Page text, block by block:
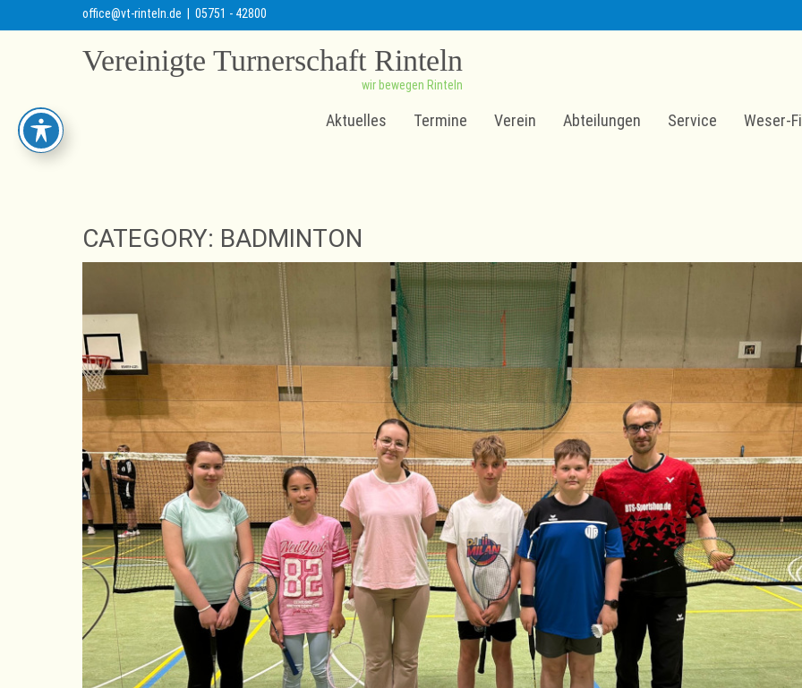
office@vt-rinteln.de | 05751 - 42800
Vereinigte Turnerschaft Rinteln
wir bewegen Rinteln
Aktuelles Termine Verein Abteilungen Service Weser-
CATEGORY: BADMINTON